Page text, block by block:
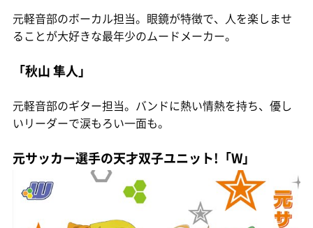
元軽音部のボーカル担当。眼鏡が特徴で、人を楽しませ
ることが大好きな最年少のムードメーカー。
「秋山 隼人」
元軽音部のギター担当。バンドに熱い情熱を持ち、優し
いリーダーで涙もろい一面も。
元サッカー選手の天才双子ユニット!「W」